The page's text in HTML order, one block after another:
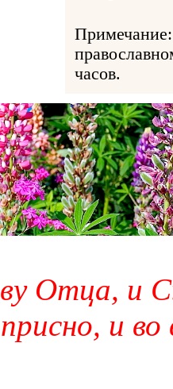
часов.
Отца, и
присно, и во